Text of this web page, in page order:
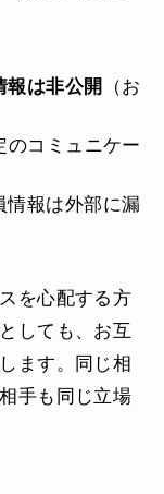
報は非公開
（お
のコミュニケー
情報は外部に漏
を心配する方
しても、お互
ます。同じ相
手も同じ立場